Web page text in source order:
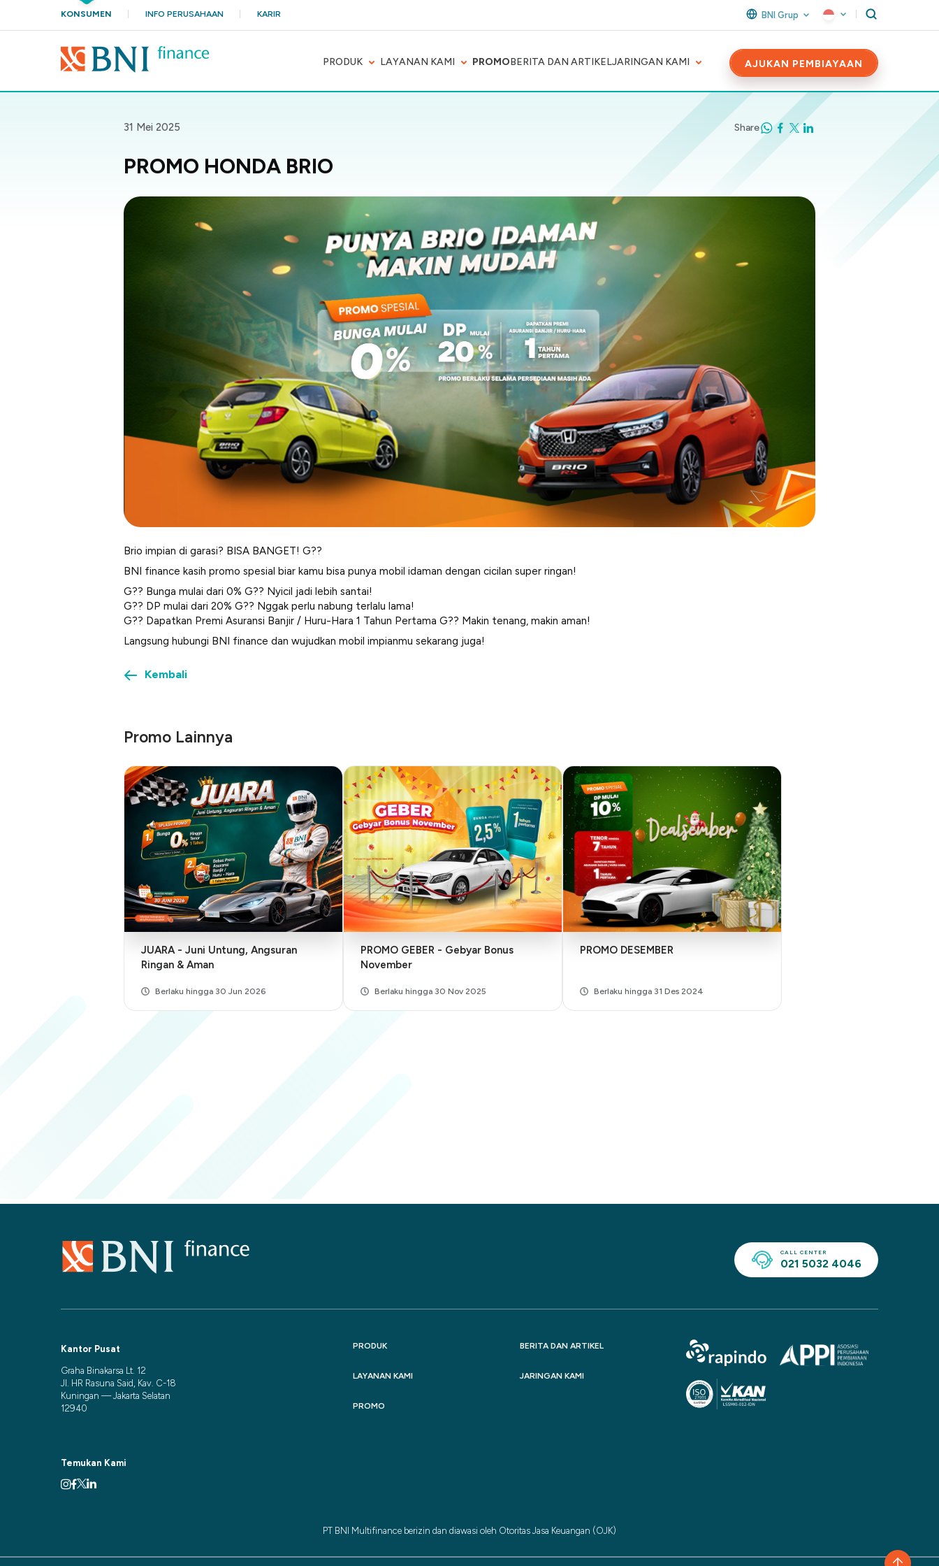
KONSUMEN INFO PERUSAHAAN KARIR BNI Grup
PRODUK LAYANAN KAMI PROMOBERITA DAN ARTIKELJARINGAN KAMI AJUKAN PEMBIAYAAN
31 Mei 2025 Share
PROMO HONDA BRIO
Brio impian di garasi? BISA BANGET! G??
BNI finance kasih promo spesial biar kamu bisa punya mobil idaman dengan cicilan super ringan!
G?? Bunga mulai dari 0% G?? Nyicil jadi lebih santai!
G?? DP mulai dari 20% G?? Nggak perlu nabung terlalu lama!
G?? Dapatkan Premi Asuransi Banjir / Huru-Hara 1 Tahun Pertama G?? Makin tenang, makin aman!
Langsung hubungi BNI finance dan wujudkan mobil impianmu sekarang juga!
Kembali
Promo Lainnya
JUARA - Juni Untung, Angsuran
Ringan & Aman
Berlaku hingga 30 Jun 2026
PROMO GEBER - Gebyar Bonus
November
Berlaku hingga 30 Nov 2025
PROMO DESEMBER
Berlaku hingga 31 Des 2024
CALL CENTER
021 5032 4046
Kantor Pusat
Graha Binakarsa Lt. 12
Jl. HR Rasuna Said, Kav. C-18
Kuningan — Jakarta Selatan
12940
PRODUK
LAYANAN KAMI
PROMO
BERITA DAN ARTIKEL
JARINGAN KAMI
Temukan Kami
PT BNI Multifinance berizin dan diawasi oleh Otoritas Jasa Keuangan (OJK)